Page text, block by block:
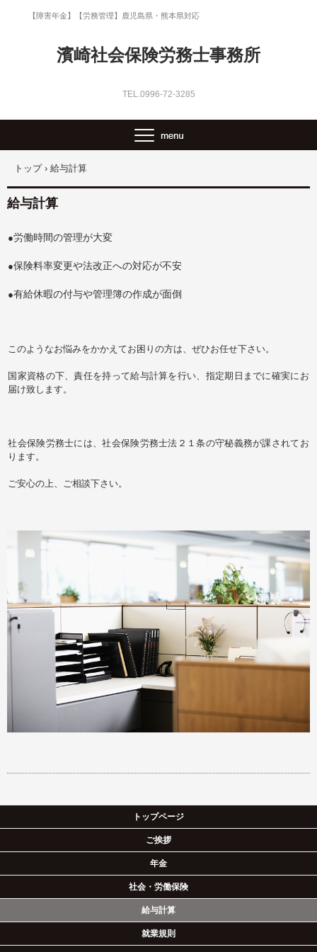
濱崎社会保険労務士事務所
【障害年金】【労務管理】鹿児島県・熊本県対応
TEL.0996-72-3285
トップ › 給与計算
給与計算
●労働時間の管理が大変
●保険料率変更や法改正への対応が不安
●有給休暇の付与や管理簿の作成が面倒
このようなお悩みをかかえてお困りの方は、ぜひお任せ下さい。
国家資格の下、責任を持って給与計算を行い、指定期日までに確実にお
届け致します。
社会保険労務士には、社会保険労務士法２１条の守秘義務が課されてお
ります。
ご安心の上、ご相談下さい。
トップページ
ご挨拶
年金
社会・労働保険
給与計算
就業規則